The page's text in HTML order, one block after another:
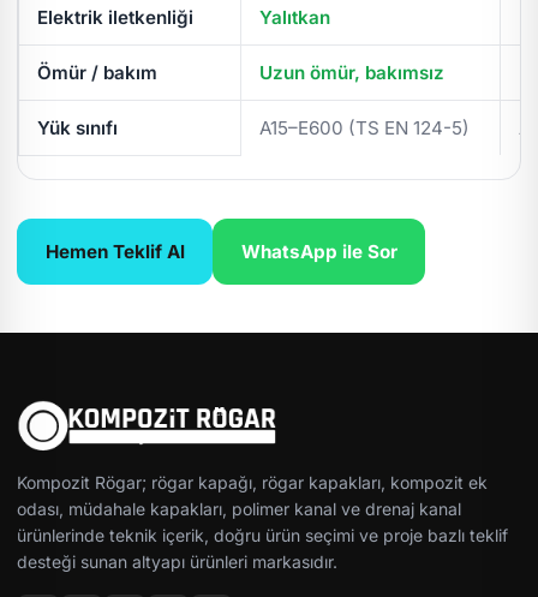
Elektrik iletkenliği Yalıtkan
Ömür / bakım Uzun ömür, bakımsız
Yük sınıfı A15–E600 (TS EN 124-5)
Hemen Teklif Al WhatsApp ile Sor
Kompozit Rögar; rögar kapağı, rögar kapakları, kompozit ek
odası, müdahale kapakları, polimer kanal ve drenaj kanal
ürünlerinde teknik içerik, doğru ürün seçimi ve proje bazlı teklif
desteği sunan altyapı ürünleri markasıdır.